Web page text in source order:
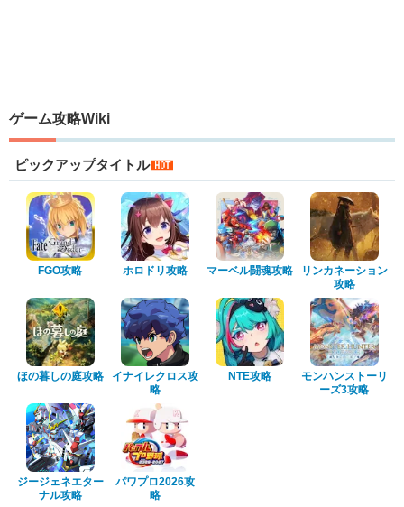
ゲーム攻略Wiki
ピックアップタイトル
FGO攻略 ホロドリ攻略 マーベル闘魂攻略
リンカネーション
攻略
ほの暮しの庭攻略
イナイレクロス攻
略
NTE攻略
モンハンストーリ
ーズ3攻略
ジージェネエター
ナル攻略
パワプロ2026攻
略